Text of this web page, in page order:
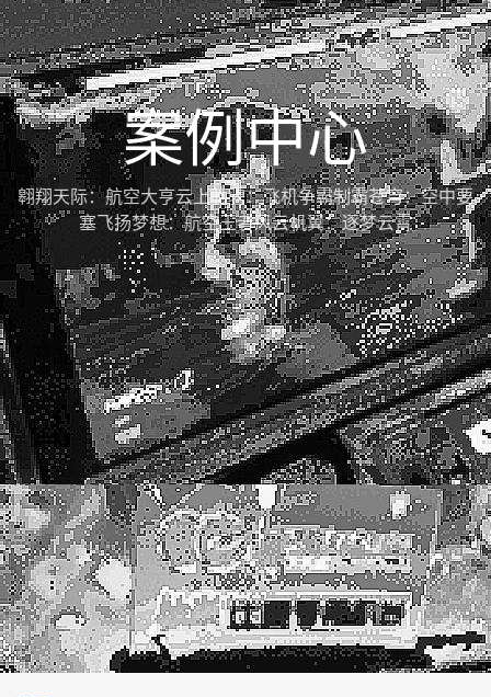
案例中心
翱翔天际：航空大亨云上驰骋：飞机争霸制霸苍穹：空中要
塞飞扬梦想：航空王者风云机翼：逐梦云霄